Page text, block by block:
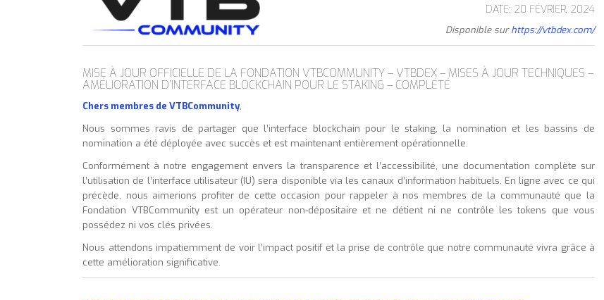
DATE: 20 FÉVRIER, 2024
Disponible surhttps://vtbdex.com/
MISE À JOUR OFFICIELLE DE LA FONDATION VTBCOMMUNITY – VTBDEX – MISES À JOUR TECHNIQUES –
AMÉLIORATION D’INTERFACE BLOCKCHAIN POUR LE STAKING – COMPLÉTÉ
Chers membres de VTBCommunity,
Nous sommes ravis de partager que l’interface blockchain pour le staking, la nomination et les bassins de
nomination a été déployée avec succès et est maintenant entièrement opérationnelle.
Conformément à notre engagement envers la transparence et l’accessibilité, une documentation complète sur
l’utilisation de l’interface utilisateur (IU) sera disponible via les canaux d’information habituels. En ligne avec ce qui
précède, nous aimerions profiter de cette occasion pour rappeler à nos membres de la communauté que la
Fondation VTBCommunity est un opérateur non-dépositaire et ne détient ni ne contrôle les tokens que vous
possédez ni vos clés privées.
Nous attendons impatiemment de voir l’impact positif et la prise de contrôle que notre communauté vivra grâce à
cette amélioration significative.